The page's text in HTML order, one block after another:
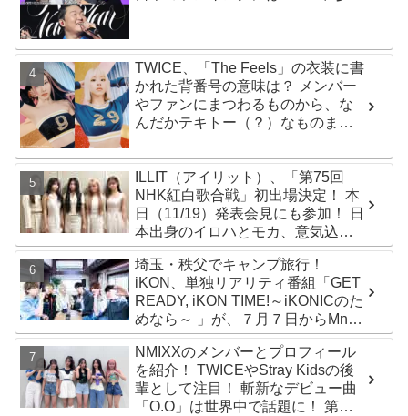
TWICE、「The Feels」の衣装に書
かれた背番号の意味は？ メンバー
やファンにまつわるものから、な
んだかテキトー（？）なものま
ILLIT（アイリット）、「第75回
NHK紅白歌合戦」初出場決定！ 本
日（11/19）発表会見にも参加！ 日
本出身のイロハとモカ、意気込み
を語る「ずっと夢見てたステー
ジ…嬉しくて光栄」
埼玉・秩父でキャンプ旅行！
iKON、単独リアリティ番組「GET
READY, iKON TIME!～iKONICのた
めなら～ 」が、７月７日からMnet
で放送・配信スタート
NMIXXのメンバーとプロフィール
を紹介！ TWICEやStray Kidsの後
輩として注目！ 斬新なデビュー曲
「O.O」は世界中で話題に！ 第４